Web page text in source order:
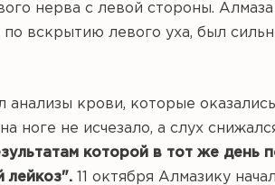
нерва с левой стороны. Алмаза
вскрытию левого уха, был
анализы крови, которые
ноге не исчезало, а слух
которой в тот же день
лейкоз".11 октября Алмазику